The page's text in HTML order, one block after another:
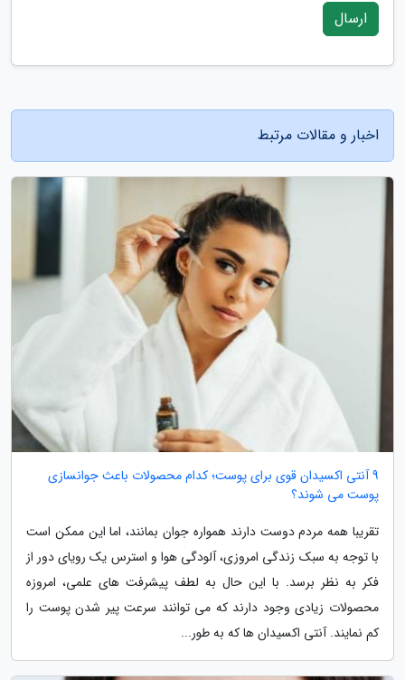
ارسال
اخبار و مقالات مرتبط
9 آنتی اکسیدان قوی برای پوست؛ کدام محصولات باعث جوانسازی
پوست می شوند؟
تقریبا همه مردم دوست دارند همواره جوان بمانند، اما این ممکن است
با توجه به سبک زندگی امروزی، آلودگی هوا و استرس یک رویای دور از
فکر به نظر برسد. با این حال به لطف پیشرفت های علمی، امروزه
محصولات زیادی وجود دارند که می توانند سرعت پیر شدن پوست را
کم نمایند. آنتی اکسیدان ها که به طور...